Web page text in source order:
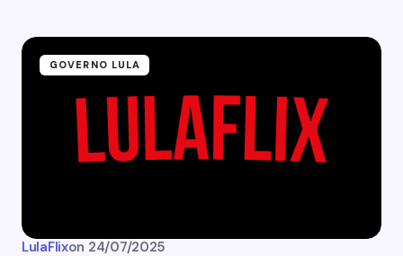
GOVERNO LULA
LulaFlixon 24/07/2025